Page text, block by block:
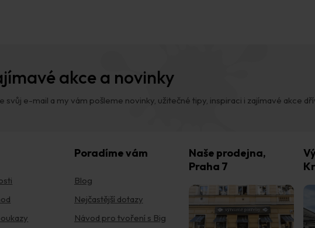
akce a novinky
svůj e-mail a my vám pošleme novinky, užitečné tipy, inspiraci i zajímavé akce
Poradíme vám
Blog
Nejčastější dotazy
Návod pro tvoření s Big
Naše prodejna,
Praha 7